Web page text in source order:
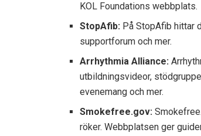
KOL Foundations webbplats.
StopAfib: På StopAfib hittar
supportforum och mer.
Arrhythmia Alliance:
utbildningsvideor,
evenemang och mer.
Smokefree.gov:
röker. Webbplatsen ger